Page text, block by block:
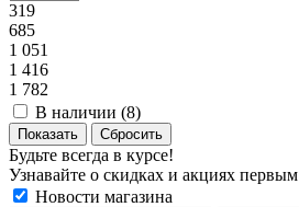
319
685
1 051
1 416
1 782
В наличии (8)
Показать Сбросить
Будьте всегда в курсе!
Узнавайте о скидках и акциях первым
Новости магазина